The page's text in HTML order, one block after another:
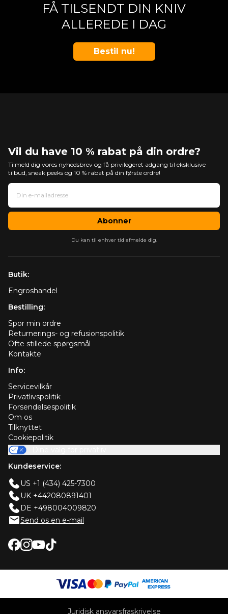
FÅ TILSENDT DIN KNIV
ALLEREDE I DAG
Bestil nu!
Vil du have 10 % rabat på din ordre?
Tilmeld dig vores nyhedsbrev og få privilegeret adgang til eksklusive
tilbud, sneak peeks og 10 % rabat på din første ordre!
Abonner
Du kan til enhver tid afmelde dig.
Butik:
Engroshandel
Bestilling:
Spor min ordre
Returnerings- og refusionspolitik
Ofte stillede spørgsmål
Kontakte
Info:
Servicevilkår
Privatlivspolitik
Forsendelsespolitik
Om os
Tilknyttet
Cookiepolitik
Kundeservice:
US +1 (434) 425-7300
UK +442080891401
DE +498004009820
Send os en e-mail
Juridisk ansvarsfraskrivelse